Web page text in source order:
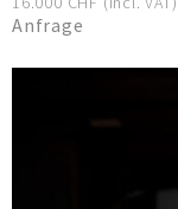
Anfrage